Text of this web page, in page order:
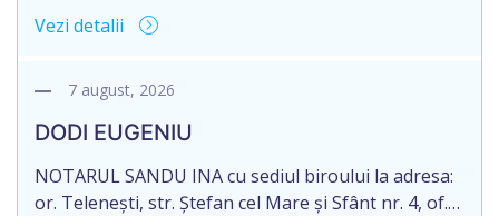
în urma decesului cet. TULBURI GHEORGHE,
decedat/ă la 16 mai 2026. Eliberarea certificatului de
de 16.05.2027 termenul de opțiune pentru
acceptarea […]
Vezi detalii
7 august, 2026
DODI EUGENIU
NOTARUL SANDU INA cu sediul biroului la adresa:
or. Telenești, str. Ștefan cel Mare și Sfânt nr. 4, of.